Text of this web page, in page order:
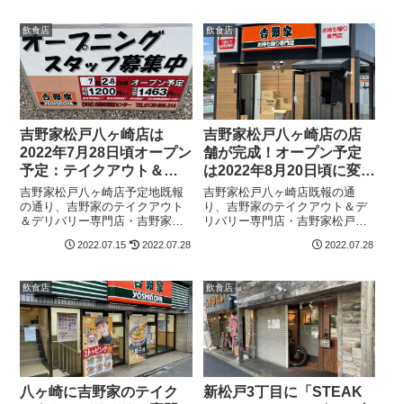
日リニューアルオープンセルフ
サービス型の店舗となり、注...
ープンの予定となっています。
松屋馬橋店改装工事のお知ら
せ...
飲食店
吉野家松戸八ヶ崎店は
2022年7月28日頃オープン
予定：テイクアウト＆デ
リバリー専門
吉野家松戸八ヶ崎店予定地既報
の通り、吉野家のテイクアウト
＆デリバリー専門店・吉野家松
に八ヶ崎1丁目にオープンしま
ウト＆デリバリー専門店がオー
プンへ：2022年7月中旬 場所は
テラ...
2022.07.15 2022.07.28
飲食店
吉野家松戸八ヶ崎店の店
舗が完成！オープン予定
は2022年8月20日頃に変
更：テイクアウト＆デリ
バリー専門＆ドライブス
ルー
吉野家松戸八ヶ崎店既報の通
り、吉野家のテイクアウト＆デ
リバリー専門店・吉野家松戸八
かいの八ヶ崎1丁目のけやき通り
に吉野家のテイクアウト＆デリ
バリー専門店がオープンへ：
2022年7月中旬...
2022.07.28
飲食店
八ヶ崎に吉野家のテイク
飲食店
新松戸3丁目に「STEAK